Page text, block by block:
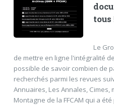
tous
Le
de mettre en ligne l'intégralité
possible de savoir combien de
recherchés parmi les revues
Annuaires, Les Annales, Cimes,
Montagne de la FFCAM qui a